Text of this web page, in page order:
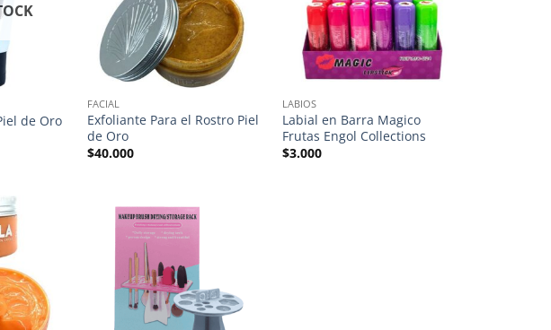
de Oro
FACIAL
Exfoliante Para el Rostro Piel
de Oro
$40.000
LABIOS
Labial en Barra Magico
Frutas Engol Collections
$3.000